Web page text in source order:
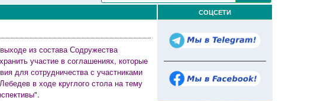
из состава Содружества
участие в соглашениях, которые
для сотрудничества с участниками
в ходе круглого стола на тему
СОЦСЕТИ